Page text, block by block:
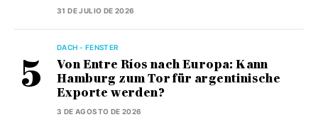
31 DE JULIO DE 2026
DACH - FENSTER
Von Entre Ríos nach Europa: Kann
Hamburg zum Tor für argentinische
Exporte werden?
3 DE AGOSTO DE 2026